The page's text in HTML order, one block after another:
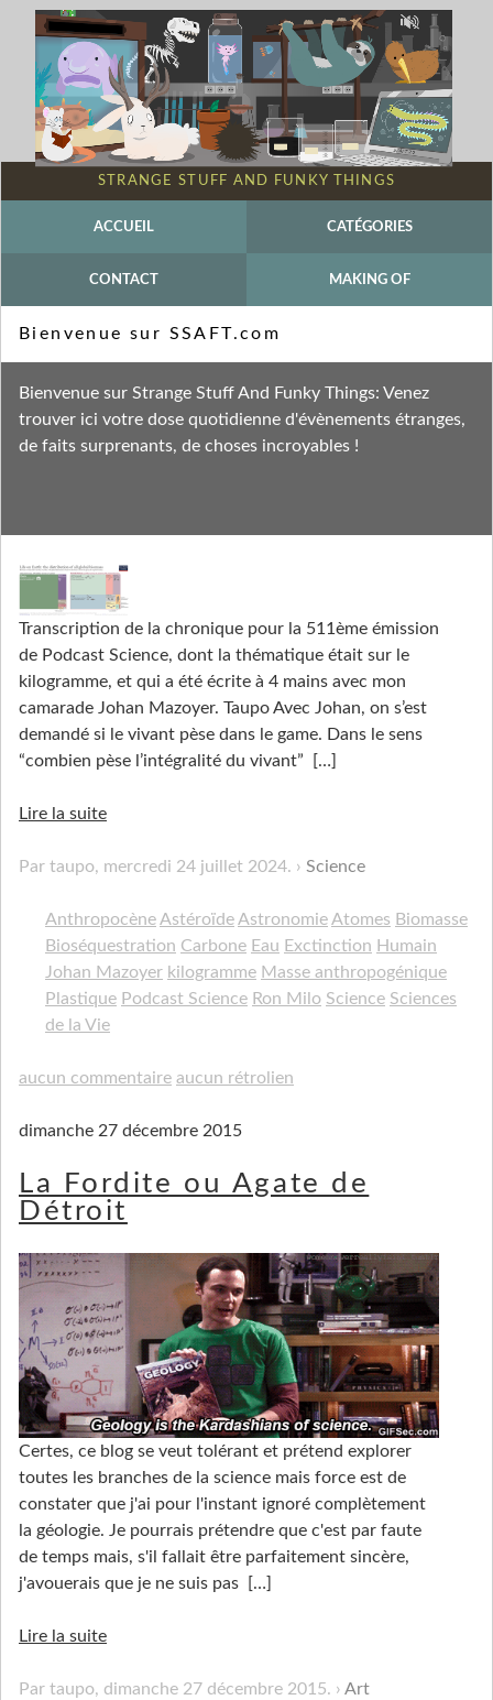
STRANGE STUFF AND FUNKY THINGS
ACCUEIL CATÉGORIES
CONTACT MAKING OF
Fil des commentaires
Transcription de la chronique pour la 511ème émission
de Podcast Science, dont la thématique était sur le
kilogramme, et qui a été écrite à 4 mains avec mon
camarade Johan Mazoyer. Taupo Avec Johan, on s’est
demandé si le vivant pèse dans le game. Dans le sens
“combien pèse l’intégralité du vivant”
[…]
Lire la suite
Par taupo, mercredi 24 juillet 2024. Science
Anthropocène Astéroïde Astronomie Atomes Biomasse
Bioséquestration Carbone Eau Exctinction Humain
Johan Mazoyer kilogramme Masse anthropogénique
Plastique Podcast Science Ron Milo Science Sciences
de la Vie
aucun commentaire aucun rétrolien
dimanche 27 décembre 2015
La Fordite ou Agate de
Détroit
Certes, ce blog se veut tolérant et prétend explorer
toutes les branches de la science mais force est de
constater que j'ai pour l'instant ignoré complètement
la géologie. Je pourrais prétendre que c'est par faute
de temps mais, s'il fallait être parfaitement sincère,
j'avouerais que je ne suis pas
[…]
Lire la suite
Par taupo, dimanche 27 décembre 2015. Art
Bienvenue sur SSAFT.com
Bienvenue sur Strange Stuff And Funky Things: Venez
trouver ici votre dose quotidienne d'évènements étranges,
de faits surprenants, de choses incroyables !